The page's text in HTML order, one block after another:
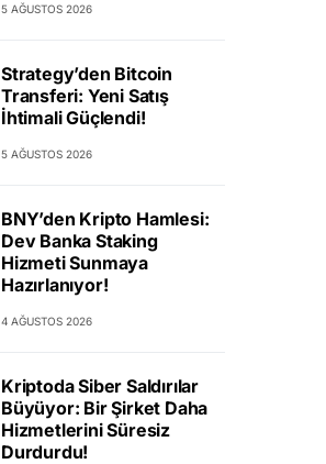
5 AĞUSTOS 2026
Strategy’den Bitcoin
Transferi: Yeni Satış
İhtimali Güçlendi!
5 AĞUSTOS 2026
BNY’den Kripto Hamlesi:
Dev Banka Staking
Hizmeti Sunmaya
Hazırlanıyor!
4 AĞUSTOS 2026
Kriptoda Siber Saldırılar
Büyüyor: Bir Şirket Daha
Hizmetlerini Süresiz
Durdurdu!